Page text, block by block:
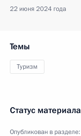
22 июня 2024 года
Темы
Туризм
Статус материала
Опубликован в разделе: